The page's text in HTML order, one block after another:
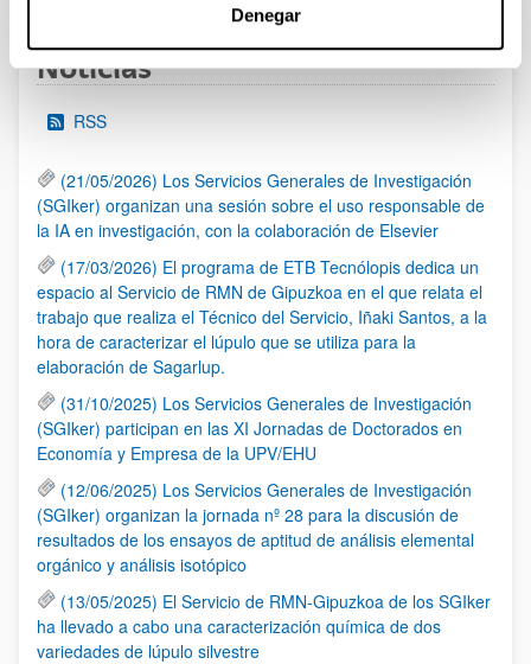
Denegar
Noticias
RSS
(21/05/2026) Los Servicios Generales de Investigación
(SGIker) organizan una sesión sobre el uso responsable de
la IA en investigación, con la colaboración de Elsevier
(17/03/2026) El programa de ETB Tecnólopis dedica un
espacio al Servicio de RMN de Gipuzkoa en el que relata el
trabajo que realiza el Técnico del Servicio, Iñaki Santos, a la
hora de caracterizar el lúpulo que se utiliza para la
elaboración de Sagarlup.
(31/10/2025) Los Servicios Generales de Investigación
(SGIker) participan en las XI Jornadas de Doctorados en
Economía y Empresa de la UPV/EHU
(12/06/2025) Los Servicios Generales de Investigación
(SGIker) organizan la jornada nº 28 para la discusión de
resultados de los ensayos de aptitud de análisis elemental
orgánico y análisis isotópico
(13/05/2025) El Servicio de RMN-Gipuzkoa de los SGIker
ha llevado a cabo una caracterización química de dos
variedades de lúpulo silvestre